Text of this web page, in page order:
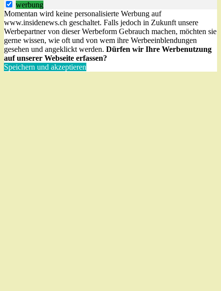
werbung
Momentan wird keine personalisierte Werbung auf
www.insidenews.ch geschaltet. Falls jedoch in Zukunft unsere
Werbepartner von dieser Werbeform Gebrauch machen, möchten sie
gerne wissen, wie oft und von wem ihre Werbeeinblendungen
gesehen und angeklickt werden. Dürfen wir Ihre Werbenutzung
auf unserer Webseite erfassen?
Speichern und akzeptieren